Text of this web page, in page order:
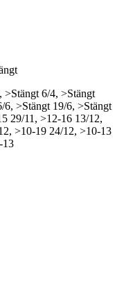
>Stängt 6/4, >Stängt
6, >Stängt 19/6, >Stängt
29/11, >12-16 13/12,
>10-19 24/12, >10-13
13